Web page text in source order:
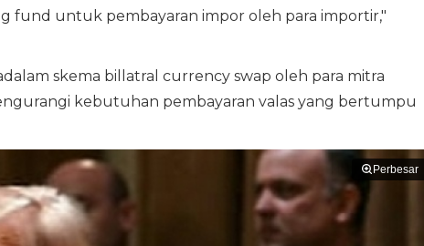
fund untuk pembayaran impor oleh para importir,"
skema billatral currency swap oleh para mitra
kebutuhan pembayaran valas yang bertumpu
Perbesar